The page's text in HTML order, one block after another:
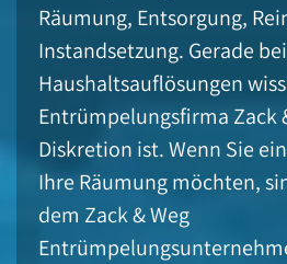
Räumung, Entsorgung,
Instandsetzung. Gerade bei
Haushaltsauflösungen
Entrümpelungsfirma Zack
Diskretion ist. Wenn Sie
Ihre Räumung möchten,
dem Zack & Weg